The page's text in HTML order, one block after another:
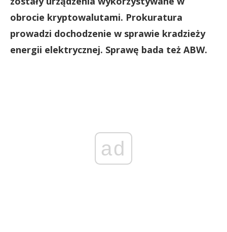
obrocie kryptowalutami. Prokuratura
prowadzi dochodzenie w sprawie kradzieży
energii elektrycznej. Sprawę bada też ABW.
ad